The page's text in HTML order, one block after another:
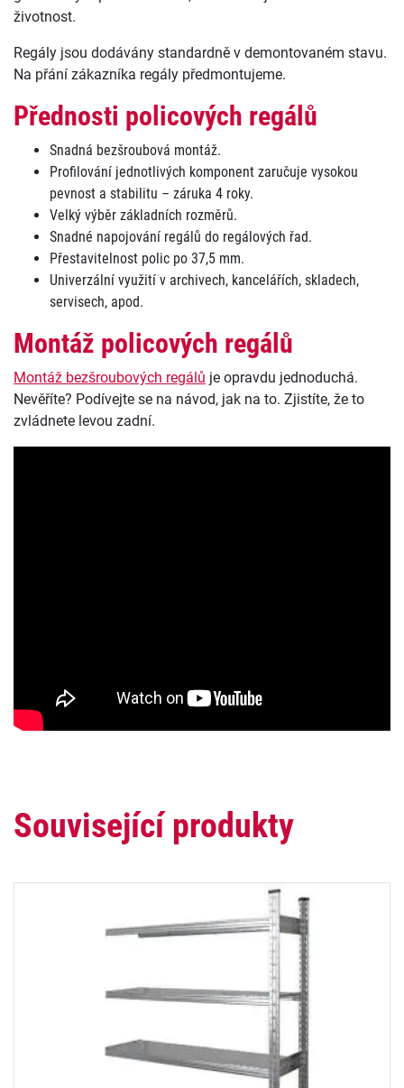
životnost.
Regály jsou dodávány standardně v demontovaném stavu.
Na přání zákazníka regály předmontujeme.
Přednosti policových regálů
Snadná bezšroubová montáž.
Profilování jednotlivých komponent zaručuje vysokou
pevnost a stabilitu – záruka 4 roky.
Velký výběr základních rozměrů.
Snadné napojování regálů do regálových řad.
Přestavitelnost polic po 37,5 mm.
Univerzální využití v archivech, kancelářích, skladech,
servisech, apod.
Montáž policových regálů
Montáž bezšroubových regálů je opravdu jednoduchá.
Nevěříte? Podívejte se na návod, jak na to. Zjistíte, že to
zvládnete levou zadní.
Související produkty